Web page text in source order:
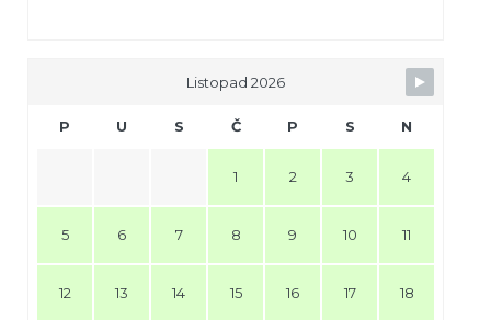
Listopad 2026
P U S Č P S N
1 2 3 4
5 6 7 8 9 10 11
12 13 14 15 16 17 18